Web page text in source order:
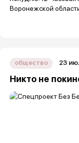
общество 23
Никто не